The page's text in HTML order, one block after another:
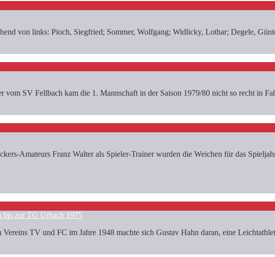
von links: Pioch, Siegfried; Sommer, Wolfgang; Widlicky, Lothar; Degele,
vom SV Fellbach kam die 1. Mannschaft in der Saison 1979/80 nicht so recht in
Amateurs Franz Walter als Spieler-Trainer wurden die Weichen für das
bis zur TG Urbach 1975
Vereins TV und FC im Jahre 1948 machte sich Gustav Hahn daran, eine